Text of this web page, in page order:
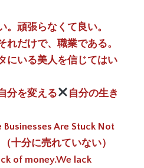
。頑張らなくて良い。
れだけで、職業である。
にいる美人を信じてはい
分を変える
自分の生き
Businesses Are Stuck Not
十分に売れていない）
of money.We lack